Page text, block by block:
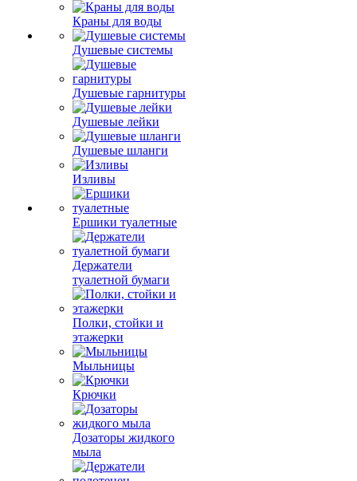
Краны для воды
Душевые системы
Душевые гарнитуры
Душевые лейки
Душевые шланги
Изливы
Ершики туалетные
Держатели
туалетной бумаги
Полки, стойки и
этажерки
Мыльницы
Крючки
Дозаторы жидкого
мыла